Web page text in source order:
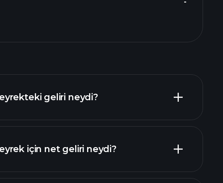
geliri neydi?
için net geliri neydi?